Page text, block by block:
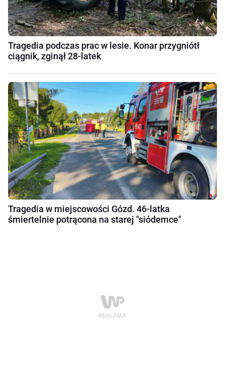
Tragedia podczas prac w lesie. Konar przygniótł
ciągnik, zginął 28-latek
Tragedia w miejscowości Gózd. 46-latka
śmiertelnie potrącona na starej "siódemce"